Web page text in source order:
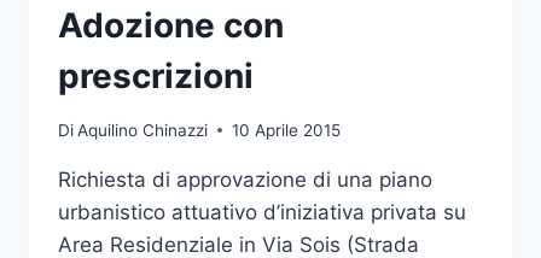
Adozione con
prescrizioni
DiAquilino Chinazzi 10 Aprile 2015
Richiesta di approvazione di una piano
urbanistico attuativo d’iniziativa privata su
Area Residenziale in Via Sois (Strada